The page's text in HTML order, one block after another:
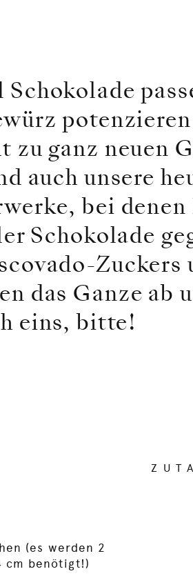
Schokolade
zu ganz neuen
auch unsere
bei
Schokolade
das Ganze ab
eins, bitte!
(es werden 2
cm benötigt!)